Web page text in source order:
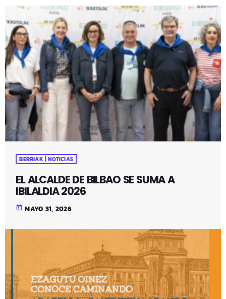
BERRIAK | NOTICIAS
EL ALCALDE DE BILBAO SE SUMA A
IBILALDIA 2026
today MAYO 31, 2026